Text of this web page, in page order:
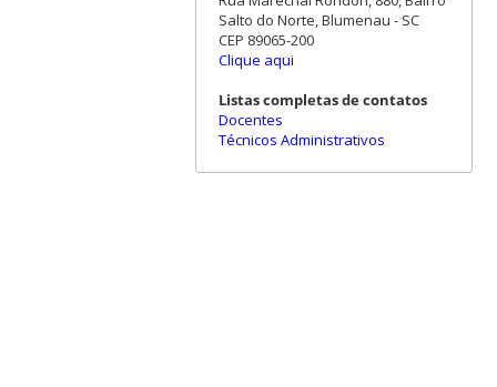
Salto do Norte, Blumenau - SC
CEP 89065-200
Clique aqui
Listas completas de contatos
Docentes
Técnicos Administrativos